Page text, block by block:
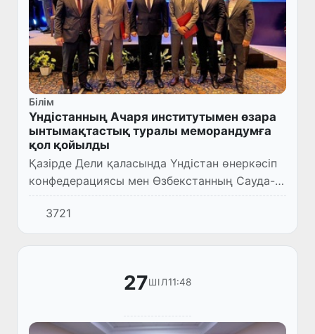
Білім
Үндістанның Ачаря институтымен өзара
ынтымақтастық туралы меморандумға
қол қойылды
Қазірде Дели қаласында Үндістан өнеркәсіп
конфедерациясы мен Өзбекстанның Сауда-
өнеркәсіп палатасымен ынтымақтастықта
Үндістан-Өзбекстан бизнес-форумы өтуде.
3721
27ШІЛ11:48